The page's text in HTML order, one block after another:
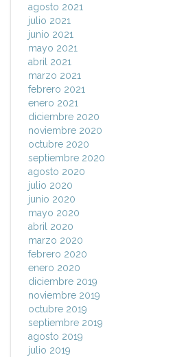
agosto 2021
julio 2021
junio 2021
mayo 2021
abril 2021
marzo 2021
febrero 2021
enero 2021
diciembre 2020
noviembre 2020
octubre 2020
septiembre 2020
agosto 2020
julio 2020
junio 2020
mayo 2020
abril 2020
marzo 2020
febrero 2020
enero 2020
diciembre 2019
noviembre 2019
octubre 2019
septiembre 2019
agosto 2019
julio 2019